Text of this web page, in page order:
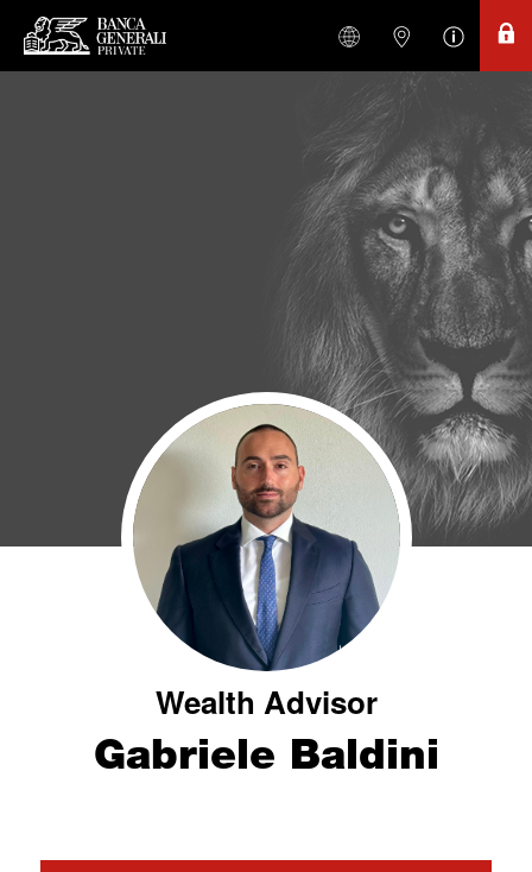
Wealth Advisor
Gabriele Baldini